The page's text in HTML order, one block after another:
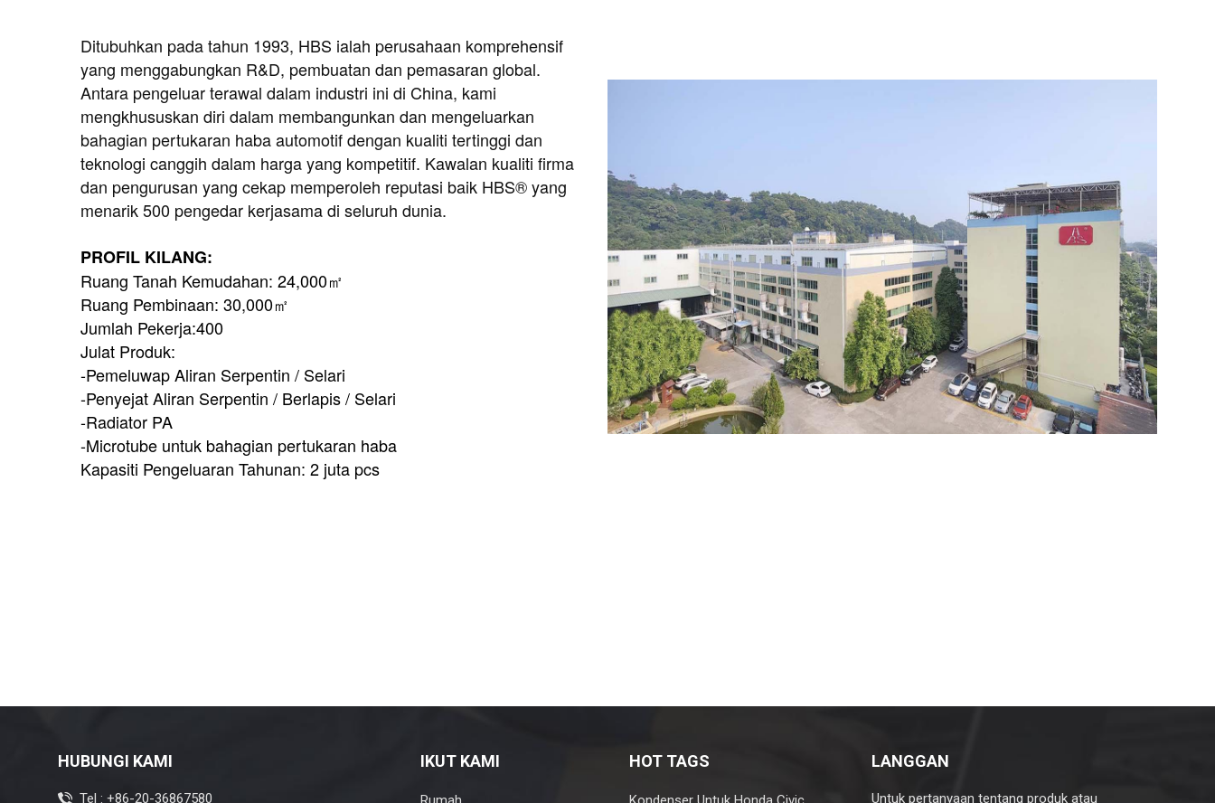
Ditubuhkan pada tahun 1993, HBS ialah perusahaan komprehensif
yang menggabungkan R&D, pembuatan dan pemasaran global.
Antara pengeluar terawal dalam industri ini di China, kami
mengkhususkan diri dalam membangunkan dan mengeluarkan
bahagian pertukaran haba automotif dengan kualiti tertinggi dan
teknologi canggih dalam harga yang kompetitif. Kawalan kualiti firma
dan pengurusan yang cekap memperoleh reputasi baik HBS® yang
menarik 500 pengedar kerjasama di seluruh dunia.
PROFIL KILANG:
Ruang Tanah Kemudahan: 24,000㎡
Ruang Pembinaan: 30,000㎡
Jumlah Pekerja:400
Julat Produk:
-Pemeluwap Aliran Serpentin / Selari
-Penyejat Aliran Serpentin / Berlapis / Selari
-Radiator PA
-Microtube untuk bahagian pertukaran haba
Kapasiti Pengeluaran Tahunan: 2 juta pcs
HUBUNGI KAMI
Tel : +86-20-36867580
IKUT KAMI HOT TAGS LANGGAN
Untuk pertanyaan tentang produk atau